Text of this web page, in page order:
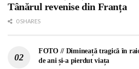
Tânărul revenise din Franța
0 SHARES
FOTO // Dimineață tragică în
de ani și-a pierdut viața